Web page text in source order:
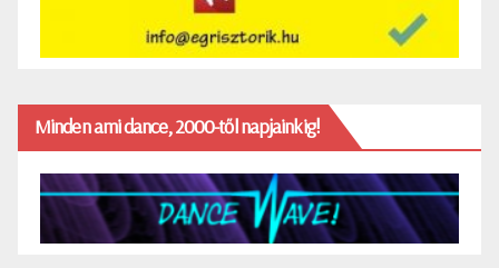
Minden ami dance, 2000-től napjainkig!